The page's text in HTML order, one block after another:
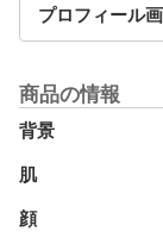
プロフィール
商品の情報
背景
肌
顔